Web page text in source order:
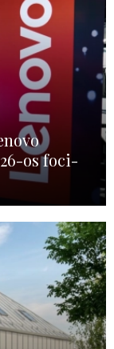
os foci-